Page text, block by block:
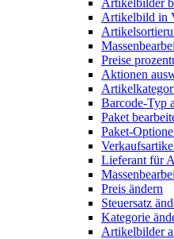
Artikelbilder
Artikelbild in
Preise
Aktionen
Barcode-Typ
Paket
Paket-
Lieferant für
Preis ändern
Steuersatz
Kategorie
Artikelbilder